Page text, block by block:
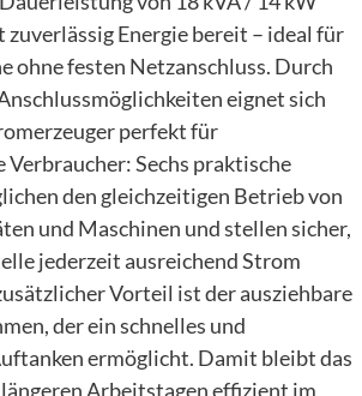
zuverlässig Energie bereit – ideal für
ohne festen Netzanschluss. Durch
eignet sich
perfekt für
Sechs praktische
den gleichzeitigen Betrieb von
und Maschinen und stellen sicher,
jederzeit ausreichend Strom
Vorteil ist der ausziehbare
der ein schnelles und
ermöglicht. Damit bleibt das
Arbeitstagen effizient im